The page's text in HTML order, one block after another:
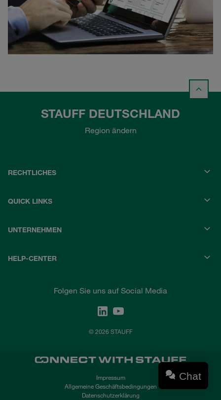
STAUFF DEUTSCHLAND
Region ändern
RECHTLICHES
QUICK LINKS
UNTERNEHMEN
HELP-CENTER
Folgen Sie uns auf Social Media
© 2026 STAUFF
Impressum
Allgemeine Geschäftsbedingungen
Datenschutzerklärung
Chat